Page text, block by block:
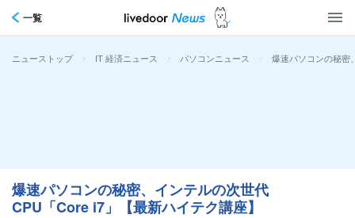
一覧
ニューストップ > IT 経済ニュース > パソコンニュース > 爆速パソコンの秘密
爆速パソコンの秘密、インテルの次世代
CPU「Core i7」【最新ハイテク講座】